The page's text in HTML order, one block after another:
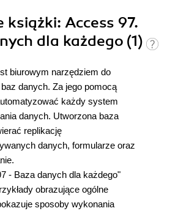
książki: Access 97.
dla każdego (1)
biurowym narzędziem do
danych. Za jego pomocą
każdy system
danych. Utworzona baza
replikację
danych, formularze oraz
- Baza danych dla każdego"
obrazujące ogólne
sposoby wykonania